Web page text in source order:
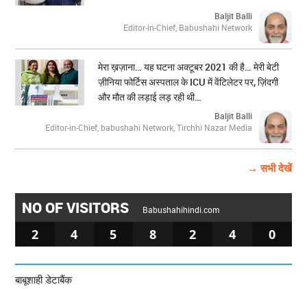
Baljit Balli
Editor-in-Chief, Babushahi Network
मेरा ख़ज़ाना… यह घटना अक्टूबर 2021 की है… मेरी बेटी
ज़ीनिया फोर्टिस अस्पताल के ICU में वेंटिलेटर पर, ज़िंदगी
और मौत की लड़ाई लड़ रही थी…
Baljit Balli
Editor-in-Chief, babushahi Network, Tirchhi Nazar Media
→ सभी देखें
NO OF VISITORS Babushahihindi.com
2 4 5 8 2 4 0
बाबूशाही डेटाबैंक